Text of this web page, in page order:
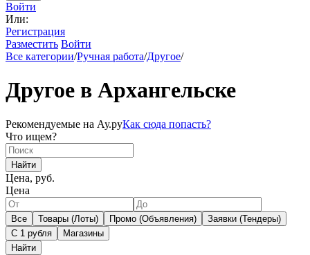
Войти
Или:
Регистрация
Разместить Войти
Все категории/Ручная работа/Другое/
Другое в Архангельске
Рекомендуемые на Ау.руКак сюда попасть?
Что ищем?
Найти
Цена, руб.
Цена
Все Товары (Лоты) Промо (Объявления)
Заявки (Тендеры)
С 1 рубля
Магазины